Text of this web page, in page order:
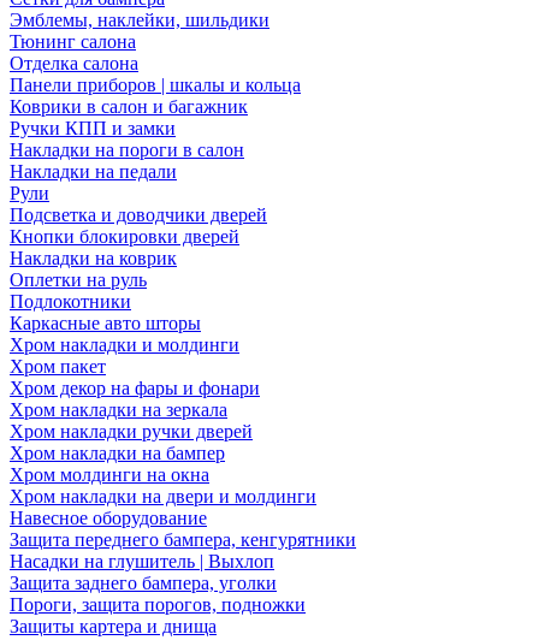
Эмблемы, наклейки, шильдики
Тюнинг салона
Отделка салона
Панели приборов | шкалы и кольца
Коврики в салон и багажник
Ручки КПП и замки
Накладки на пороги в салон
Накладки на педали
Рули
Подсветка и доводчики дверей
Кнопки блокировки дверей
Накладки на коврик
Оплетки на руль
Подлокотники
Каркасные авто шторы
Хром накладки и молдинги
Хром пакет
Хром декор на фары и фонари
Хром накладки на зеркала
Хром накладки ручки дверей
Хром накладки на бампер
Хром молдинги на окна
Хром накладки на двери и молдинги
Навесное оборудование
Защита переднего бампера, кенгурятники
Насадки на глушитель | Выхлоп
Защита заднего бампера, уголки
Пороги, защита порогов, подножки
Защиты картера и днища